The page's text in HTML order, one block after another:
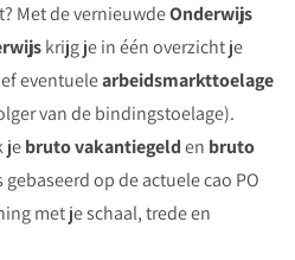
Met de vernieuwdeOnderwijs
krijg je in één overzicht je
eventuelearbeidsmarkttoelage
van de bindingstoelage).
jebruto vakantiegelden bruto
gebaseerd op de actuele cao PO
met je schaal, trede en